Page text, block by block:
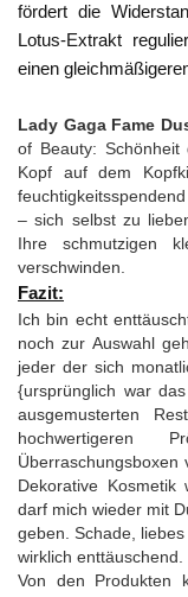
fördert die
Lotus-Extrakt
einen
Lady Gaga Fame
of Beauty:
Kopf auf dem
– sich selbst zu
Ihre schmutzigen
verschwinden.
Fazit:
Ich bin echt
noch zur Auswahl
jeder der sich
{ursprünglich war
ausgemusterten
Dekorative
darf mich wieder mit
geben. Schade,
wirklich enttäuschend.
Von den Produkten